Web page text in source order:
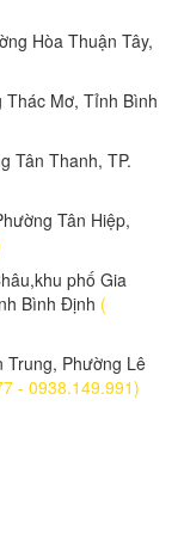
Hòa Thuận Tây,
Mơ, Tỉnh Bình
Tân Thanh, TP.
Tân Hiệp,
phố Gia
Bình Định (
Trung, Phường Lê
- 0938.149.991)